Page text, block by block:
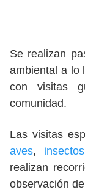
Se realizan
ambiental a lo
con visitas
comunidad.
Las visitas
aves, insectos
realizan
observación